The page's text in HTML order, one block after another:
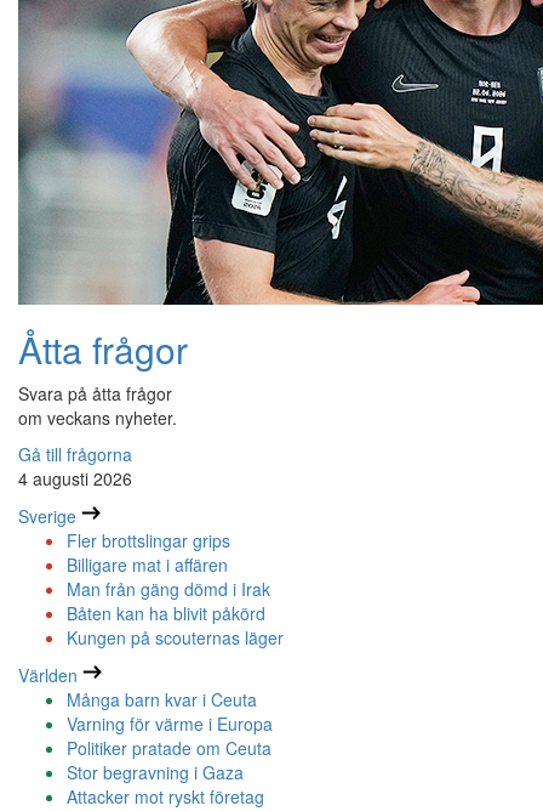
Åtta frågor
Svara på åtta frågor
om veckans nyheter.
Gå till frågorna
4 augusti 2026
Sverige
Fler brottslingar grips
Billigare mat i affären
Man från gäng dömd i Irak
Båten kan ha blivit påkörd
Kungen på scouternas läger
Världen
Många barn kvar i Ceuta
Varning för värme i Europa
Politiker pratade om Ceuta
Stor begravning i Gaza
Attacker mot ryskt företag